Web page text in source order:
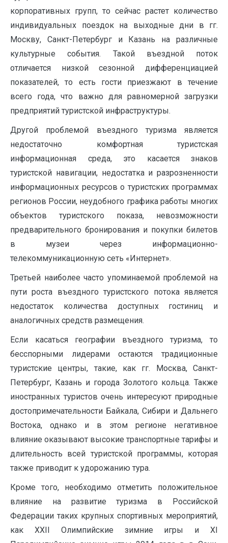
корпоративных групп, то сейчас растет количество
индивидуальных поездок на выходные дни в гг.
Москву, Санкт-Петербург и Казань на различные
культурные события. Такой въездной поток
отличается низкой сезонной дифференциацией
показателей, то есть гости приезжают в течение
всего года, что важно для равномерной загрузки
предприятий туристской инфраструктуры.
Другой проблемой въездного туризма является
недостаточно комфортная туристская
информационная среда, это касается знаков
туристской навигации, недостатка и разрозненности
информационных ресурсов о туристских программах
регионов России, неудобного графика работы многих
объектов туристского показа, невозможности
предварительного бронирования и покупки билетов
в музеи через информационно-
телекоммуникационную сеть «Интернет».
Третьей наиболее часто упоминаемой проблемой на
пути роста въездного туристского потока является
недостаток количества доступных гостиниц и
аналогичных средств размещения.
Если касаться географии въездного туризма, то
бесспорными лидерами остаются традиционные
туристские центры, такие, как гг. Москва, Санкт-
Петербург, Казань и города Золотого кольца. Также
иностранных туристов очень интересуют природные
достопримечательности Байкала, Сибири и Дальнего
Востока, однако и в этом регионе негативное
влияние оказывают высокие транспортные тарифы и
длительность всей туристской программы, которая
также приводит к удорожанию тура.
Кроме того, необходимо отметить положительное
влияние на развитие туризма в Российской
Федерации таких крупных спортивных мероприятий,
как XXII Олимпийские зимние игры и XI